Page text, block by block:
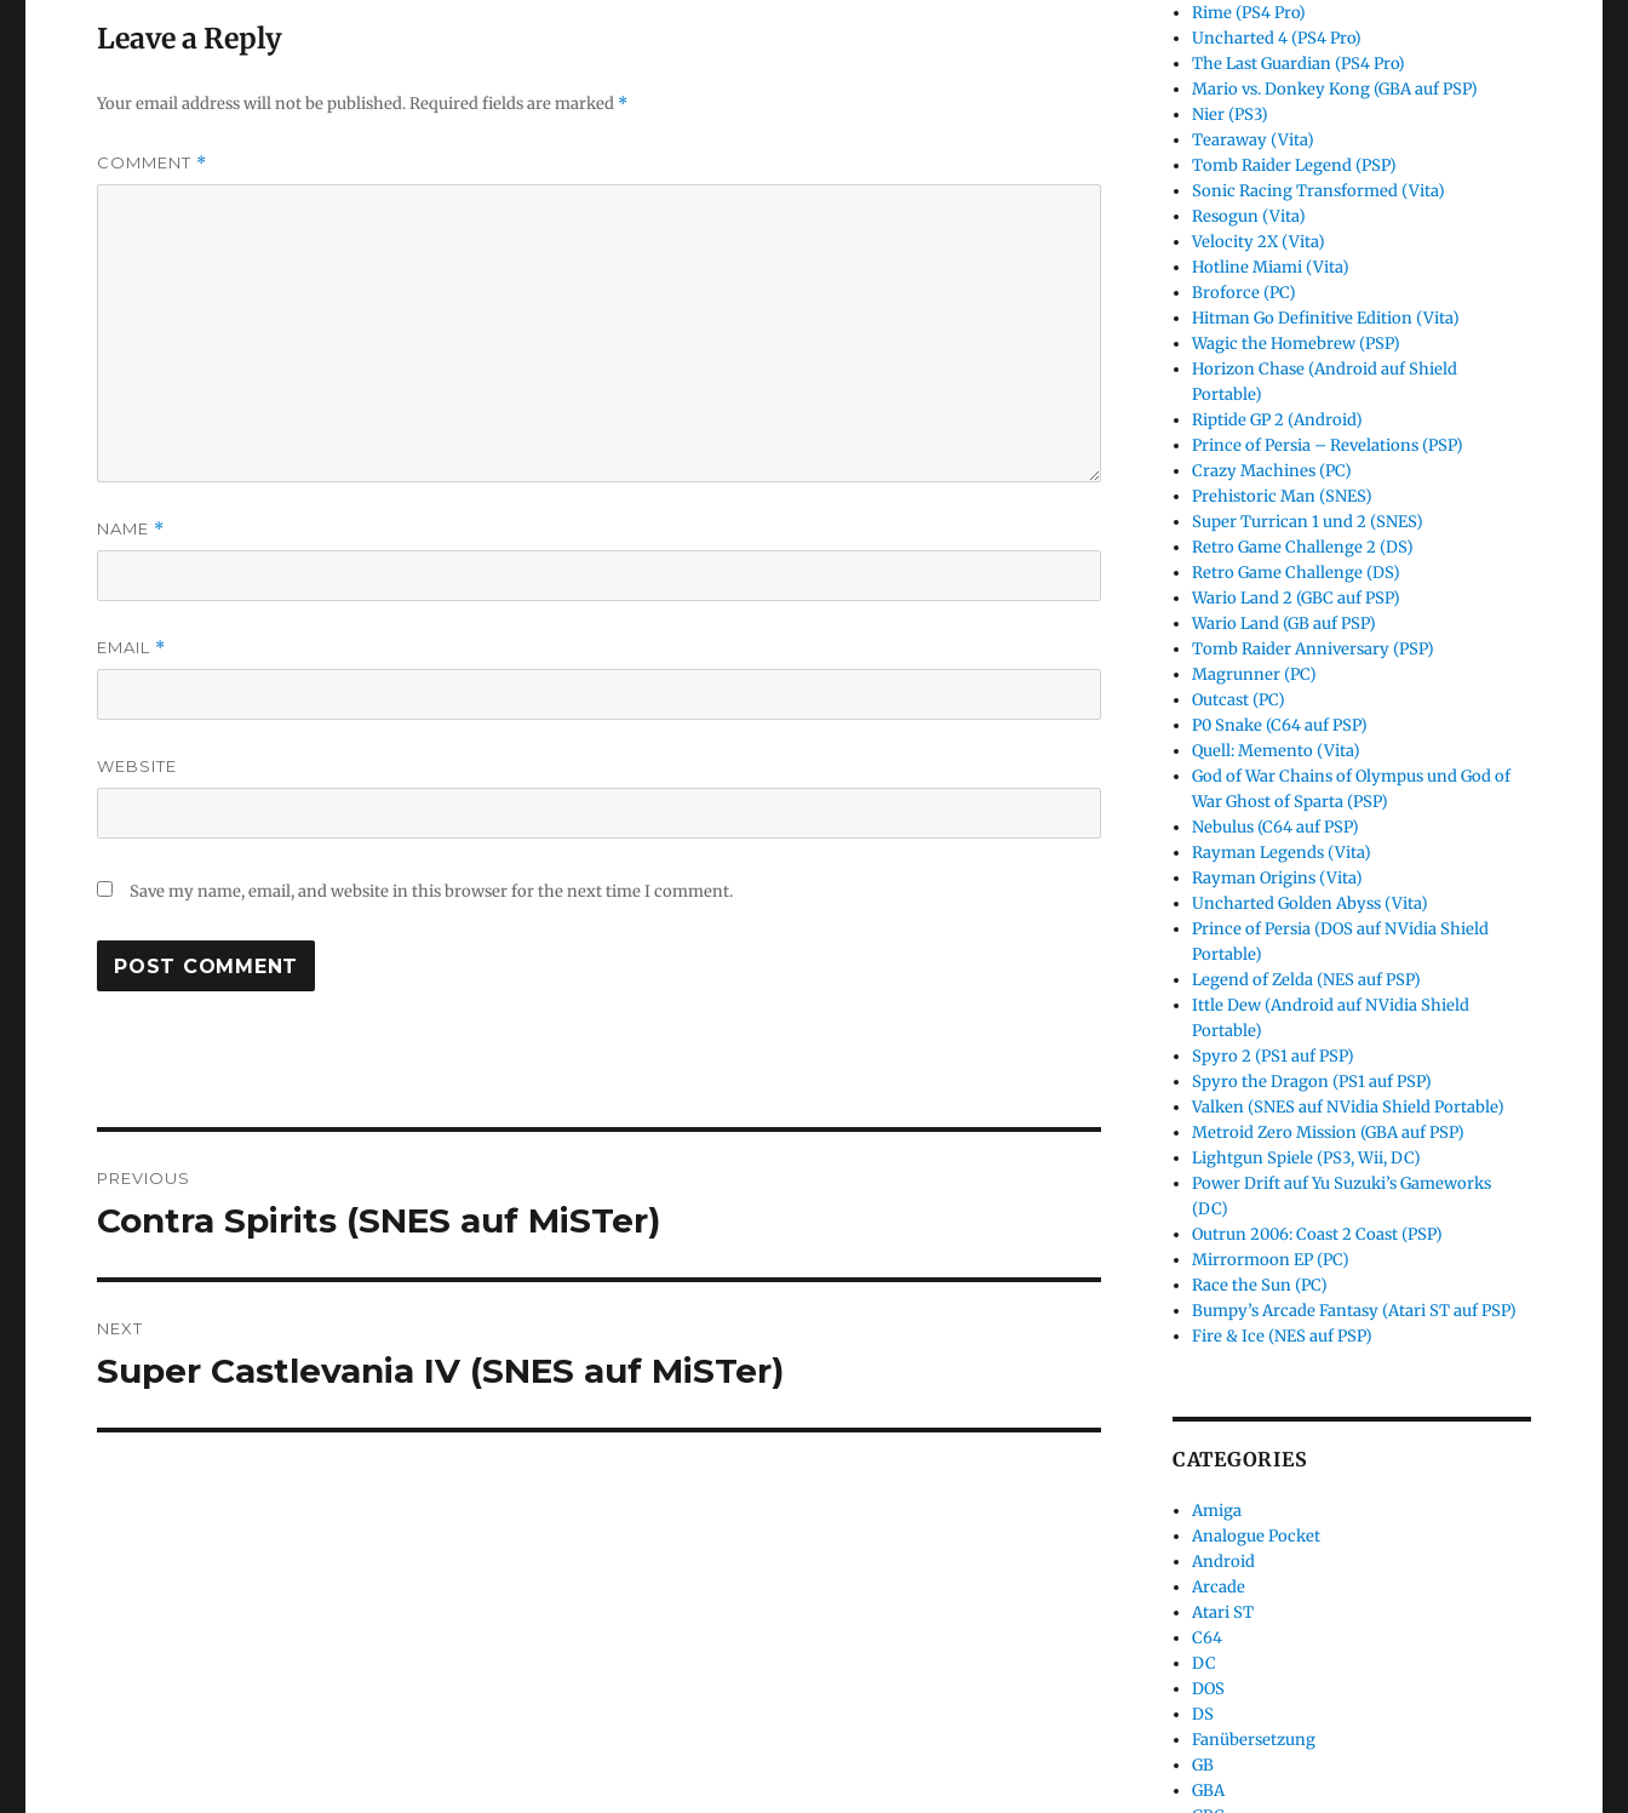
Leave a Reply
Your email address will not be published.Required fields are marked *
COMMENT *
NAME *
EMAIL *
WEBSITE
Save my name, email, and website in this browser for the next time I comment.
navigation
PREVIOUS
Previous
Contra Spirits (SNES auf MiSTer)
NEXT
Next
Super Castlevania IV (SNES auf MiSTer)
Rime (PS4 Pro)
Uncharted 4 (PS4 Pro)
The Last Guardian (PS4 Pro)
Mario vs. Donkey Kong (GBA auf PSP)
Nier (PS3)
Tearaway (Vita)
Tomb Raider Legend (PSP)
Sonic Racing Transformed (Vita)
Resogun (Vita)
Velocity 2X (Vita)
Hotline Miami (Vita)
Broforce (PC)
Hitman Go Definitive Edition (Vita)
Wagic the Homebrew (PSP)
Horizon Chase (Android auf Shield
Portable)
Riptide GP 2 (Android)
Prince of Persia – Revelations (PSP)
Crazy Machines (PC)
Prehistoric Man (SNES)
Super Turrican 1 und 2 (SNES)
Retro Game Challenge 2 (DS)
Retro Game Challenge (DS)
Wario Land 2 (GBC auf PSP)
Wario Land (GB auf PSP)
Tomb Raider Anniversary (PSP)
Magrunner (PC)
Outcast (PC)
P0 Snake (C64 auf PSP)
Quell: Memento (Vita)
God of War Chains of Olympus und God of
War Ghost of Sparta (PSP)
Nebulus (C64 auf PSP)
Rayman Legends (Vita)
Rayman Origins (Vita)
Uncharted Golden Abyss (Vita)
Prince of Persia (DOS auf NVidia Shield
Portable)
Legend of Zelda (NES auf PSP)
Ittle Dew (Android auf NVidia Shield
Portable)
Spyro 2 (PS1 auf PSP)
Spyro the Dragon (PS1 auf PSP)
Valken (SNES auf NVidia Shield Portable)
Metroid Zero Mission (GBA auf PSP)
Lightgun Spiele (PS3, Wii, DC)
Power Drift auf Yu Suzuki’s Gameworks
(DC)
Outrun 2006: Coast 2 Coast (PSP)
Mirrormoon EP (PC)
Race the Sun (PC)
Bumpy’s Arcade Fantasy (Atari ST auf PSP)
Fire & Ice (NES auf PSP)
CATEGORIES
Amiga
Analogue Pocket
Android
Arcade
Atari ST
C64
DC
DOS
DS
Fanübersetzung
GB
GBA